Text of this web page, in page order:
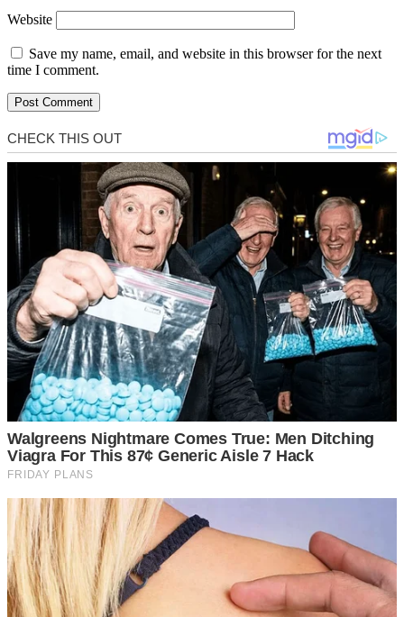
Website
Save my name, email, and website in this browser for the next
time I comment.